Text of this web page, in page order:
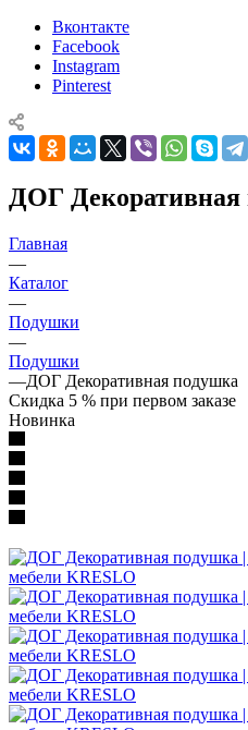
Вконтакте
Facebook
Instagram
Pinterest
ДОГ Декоративная
Главная
—
Каталог
—
Подушки
—
Подушки
—ДОГ Декоративная подушка
Скидка 5 % при первом заказе
Новинка